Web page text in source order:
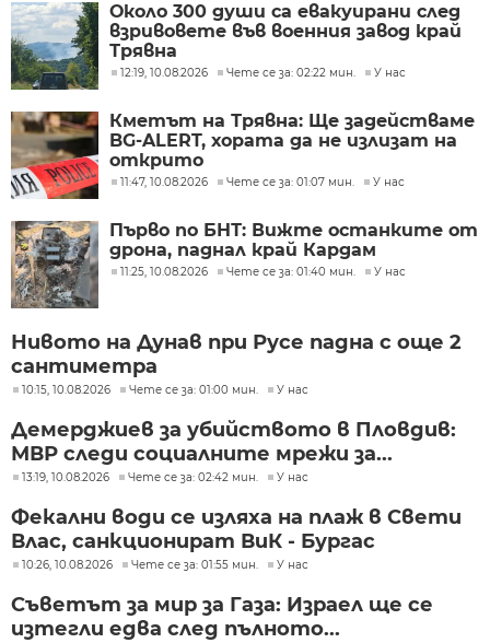
Около 300 души са евакуирани след
взривовете във военния завод край
Трявна
12:19, 10.08.2026 Чете се за: 02:22 мин. У нас
Кметът на Трявна: Ще задействаме
BG-ALERT, хората да не излизат на
открито
11:47, 10.08.2026 Чете се за: 01:07 мин. У нас
Първо по БНТ: Вижте останките от
дрона, паднал край Кардам
11:25, 10.08.2026 Чете се за: 01:40 мин. У нас
Нивото на Дунав при Русе падна с още 2
сантиметра
10:15, 10.08.2026 Чете се за: 01:00 мин. У нас
Демерджиев за убийството в Пловдив:
МВР следи социалните мрежи за...
13:19, 10.08.2026 Чете се за: 02:42 мин. У нас
Фекални води се изляха на плаж в Свети
Влас, санкционират ВиК - Бургас
10:26, 10.08.2026 Чете се за: 01:55 мин. У нас
Съветът за мир за Газа: Израел ще се
изтегли едва след пълното...